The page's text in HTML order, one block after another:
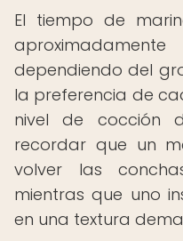
El tiempo de
dependiendo del
la preferencia de
nivel de cocción
recordar que un
volver las
mientras que uno
en una textura